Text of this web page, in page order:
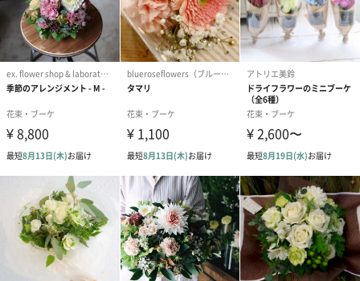
BLANCTIQUE
清楚な花色で、ステムがすっくとよく伸び、スプレー率が高く、
とげが少ないのも魅力。アレンジにも最適な中輪のスプレー咲
素敵な花言葉を添えて
バラの色には花言葉があります。シーンに合わせるのもおすすめ
です。